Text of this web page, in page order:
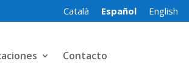
Català Español English
Contacto